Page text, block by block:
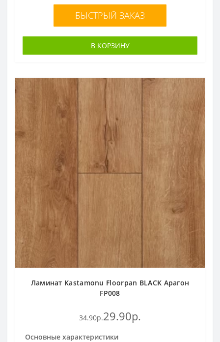
БЫСТРЫЙ ЗАКАЗ
В КОРЗИНУ
Ламинат Kastamonu Floorpan BLACK Арагон
FP008
34.90р.29.90р.
Основные характеристики